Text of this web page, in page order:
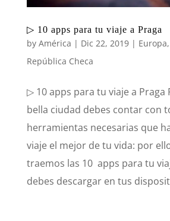
▷ 10 apps para tu viaje a Praga
by América | Dic 22, 2019| Europa,
República Checa
▷ 10 apps para tu viaje a Praga
bella ciudad debes contar con
herramientas necesarias que
viaje el mejor de tu vida: por
traemos las 10 apps para tu
debes descargar en tus